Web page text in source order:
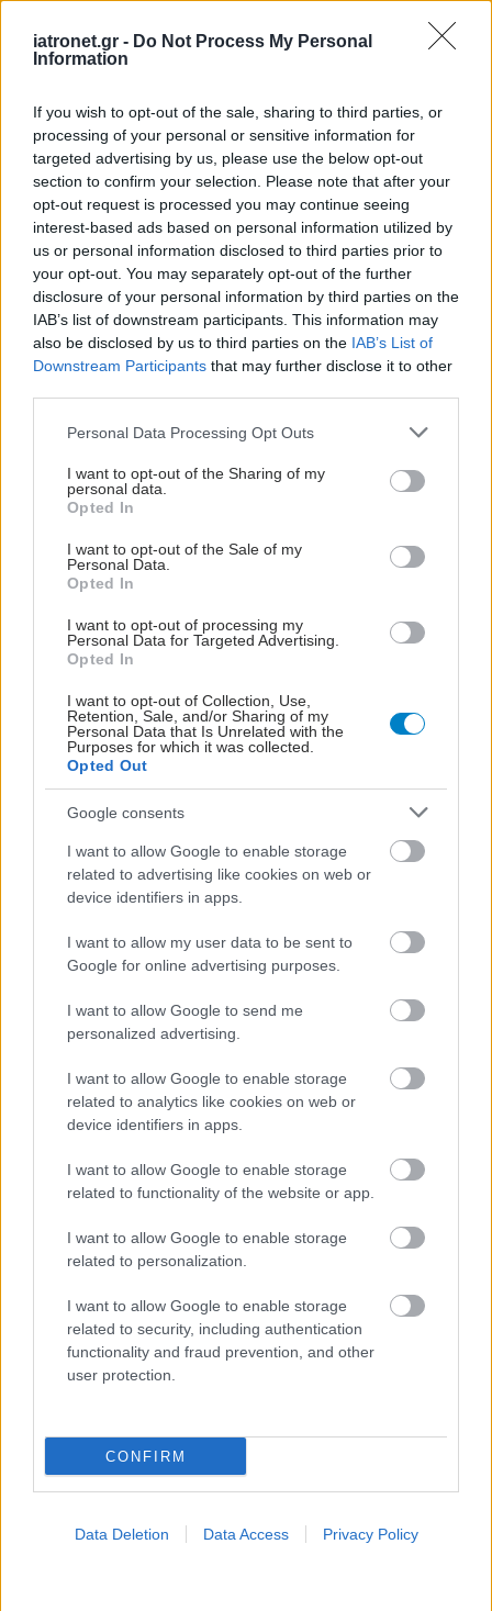
iatronet.gr - Do Not Process My Personal
Information
If you wish to opt-out of the sale, sharing to third parties, or
processing of your personal or sensitive information for
targeted advertising by us, please use the below opt-out
section to confirm your selection. Please note that after your
opt-out request is processed you may continue seeing
interest-based ads based on personal information utilized by
us or personal information disclosed to third parties prior to
your opt-out. You may separately opt-out of the further
disclosure of your personal information by third parties on the
IAB’s list of downstream participants. This information may
also be disclosed by us to third parties on the IAB’s List of
Downstream Participants that may further disclose it to other
Please note that this website/app uses one or more Google
not limited to your visit or usage behaviour. You may click to
grant or deny consent to Google and its third-party tags to
use your data for below specified purposes in below Google
consent section.
Personal Data Processing Opt Outs
I want to opt-out of the Sharing of my
personal data.
Opted In
I want to opt-out of the Sale of my
Personal Data.
Opted In
I want to opt-out of processing my
Personal Data for Targeted Advertising.
Opted In
I want to opt-out of Collection, Use,
Retention, Sale, and/or Sharing of my
Personal Data that Is Unrelated with the
Purposes for which it was collected.
Opted Out
Google consents
I want to allow Google to enable storage
related to advertising like cookies on web or
device identifiers in apps.
I want to allow my user data to be sent to
Google for online advertising purposes.
I want to allow Google to send me
personalized advertising.
I want to allow Google to enable storage
related to analytics like cookies on web or
device identifiers in apps.
I want to allow Google to enable storage
related to functionality of the website or app.
I want to allow Google to enable storage
related to personalization.
I want to allow Google to enable storage
related to security, including authentication
functionality and fraud prevention, and other
user protection.
CONFIRM
Data Deletion Data Access Privacy Policy
ΜΠΕΙΤΕ ΣΤΗ ΣΥΖΗΤΗΣΗ
Loading...
Προσθήκη Σχολίου
ΣΗΜΕΡΑ ΣΤΟ IATRONET.GR